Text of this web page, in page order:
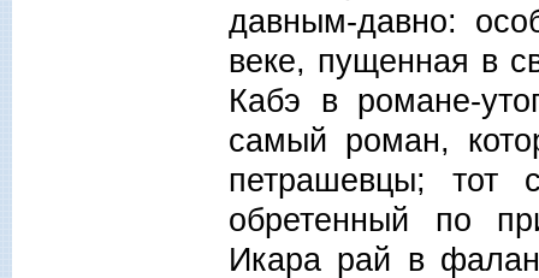
давным-давно:
веке, пущенная в
Кабэ в романе-
самый роман,
петрашевцы; тот
обретенный по
Икара рай в